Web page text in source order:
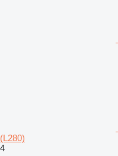
(L280)
4